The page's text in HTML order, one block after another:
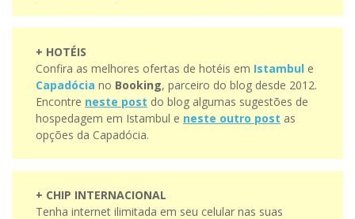
+ HOTÉIS
Confira as melhores ofertas de hotéis em Istambul e
Capadócia no Booking, parceiro do blog desde 2012.
Encontre neste post do blog algumas sugestões de
hospedagem em Istambul e neste outro post as
opções da Capadócia.
+ CHIP INTERNACIONAL
Tenha internet ilimitada em seu celular nas suas